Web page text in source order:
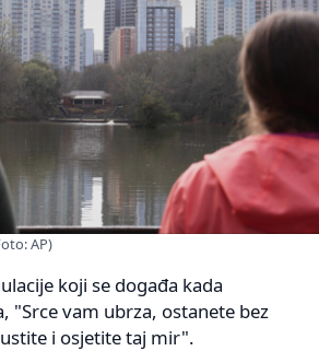
AP)
koji se događa kada
"Srce vam ubrza, ostanete bez
i osjetite taj mir".